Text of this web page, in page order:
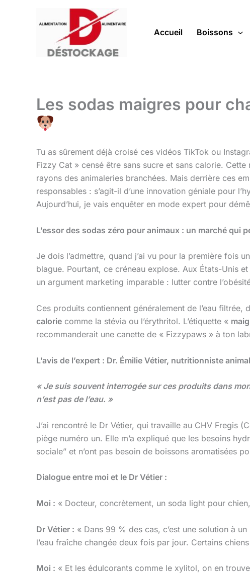
Accueil Boissons
Les sodas maigres pour
Tu as sûrement déjà croisé ces vidéos TikTok ou
Fizzy Cat » censé être sans sucre et sans calorie.
rayons des animaleries branchées. Mais derrière ces
responsables : s’agit-il d’une innovation géniale pour
Aujourd’hui, je vais enquêter en mode expert pour
L’essor des sodas zéro pour animaux : un marché qui
Je dois l’admettre, quand j’ai vu pour la première fois
blague. Pourtant, ce créneau explose. Aux États-Unis
un argument marketing imparable : lutter contre
Ces produits contiennent généralement de l’eau
calorie comme la stévia ou l’érythritol. L’étiquette «
recommanderait une canette de « Fizzypaws » à ton
L’avis de l’expert : Dr. Émilie Vétier, nutritionniste
« Je suis souvent interrogée sur ces produits dans
n’est pas de l’eau. »
J’ai rencontré le Dr Vétier, qui travaille au CHV Fregis
piège numéro un. Elle m’a expliqué que les besoins
sociale” et n’ont pas besoin de boissons aromatisées
Dialogue entre moi et le Dr Vétier :
Moi : « Docteur, concrètement, un soda light pour
Dr Vétier : « Dans 99 % des cas, c’est une solution à
l’eau fraîche changée deux fois par jour. Certains
Moi : « Et les édulcorants comme le xylitol, on en